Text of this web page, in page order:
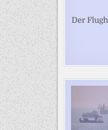
Der